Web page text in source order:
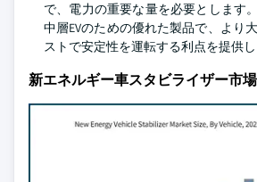
で、電力の重要な量を必要とします
中層EVのための優れた製品で、より
ストで安定性を運転する利点を提供し
新エネルギー車スタビライザー市